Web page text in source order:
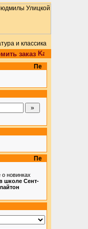
и классика
заказ
новинках
школе Сент-